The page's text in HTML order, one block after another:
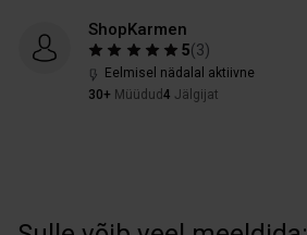
ShopKarmen
5(3)
Eelmisel nädalal aktiivne
30+ Müüdud 4 Jälgijat